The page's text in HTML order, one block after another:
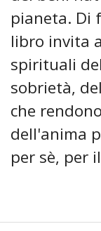
pianeta. Di
libro invita
spirituali
sobrietà,
che
dell'anima
per sè, per